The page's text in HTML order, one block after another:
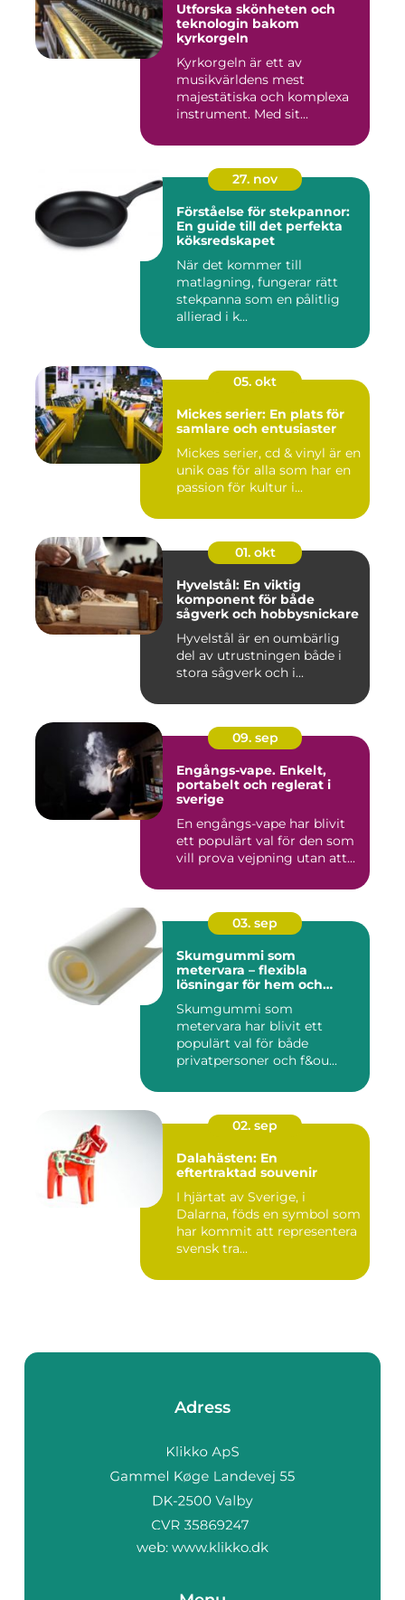
Utforska skönheten och
teknologin bakom
kyrkorgeln
Kyrkorgeln är ett av
musikvärldens mest
majestätiska och komplexa
instrument. Med sit...
27. nov
Förståelse för stekpannor:
En guide till det perfekta
köksredskapet
När det kommer till
matlagning, fungerar rätt
stekpanna som en pålitlig
allierad i k...
05. okt
Mickes serier: En plats för
samlare och entusiaster
Mickes serier, cd & vinyl är en
unik oas för alla som har en
passion för kultur i...
01. okt
Hyvelstål: En viktig
komponent för både
sågverk och hobbysnickare
Hyvelstål är en oumbärlig
del av utrustningen både i
stora sågverk och i...
09. sep
Engångs-vape. Enkelt,
portabelt och reglerat i
sverige
En engångs-vape har blivit
ett populärt val för den som
vill prova vejpning utan att...
03. sep
Skumgummi som
metervara – flexibla
lösningar för hem och
Skumgummi som
metervara har blivit ett
populärt val för både
privatpersoner och f&ou...
02. sep
Dalahästen: En
eftertraktad souvenir
I hjärtat av Sverige, i
Dalarna, föds en symbol som
har kommit att representera
svensk tra...
Adress
web: www.klikko.dk